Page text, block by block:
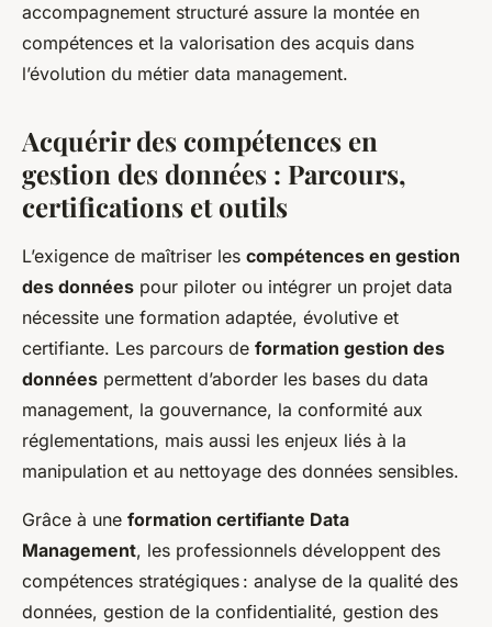
accompagnement structuré assure la montée en
compétences et la valorisation des acquis dans
l’évolution du métier data management.
Acquérir des compétences en
gestion des données : Parcours,
certifications et outils
L’exigence de maîtriser les compétences en gestion
des données pour piloter ou intégrer un projet data
nécessite une formation adaptée, évolutive et
certifiante. Les parcours de formation gestion des
données permettent d’aborder les bases du data
management, la gouvernance, la conformité aux
réglementations, mais aussi les enjeux liés à la
manipulation et au nettoyage des données sensibles.
Grâce à une formation certifiante Data
Management, les professionnels développent des
compétences stratégiques : analyse de la qualité des
données, gestion de la confidentialité, gestion des